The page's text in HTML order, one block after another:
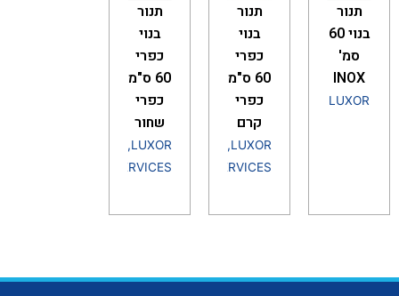
תנור
בנוי 60
סמ'
INOX
LUXOR
תנור
בנוי
כפרי
60 ס"מ
כפרי
קרם
LUXOR
,
SERVICES
תנור
בנוי
כפרי
60 ס"מ
כפרי
שחור
LUXOR
,
SERVICES